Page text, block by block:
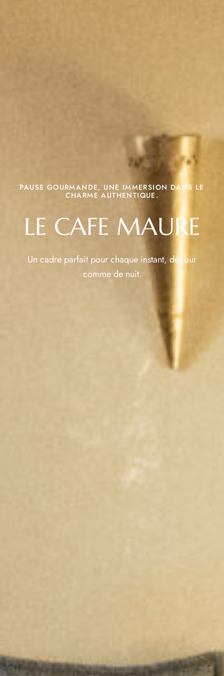
PAUSE GOURMANDE, UNE IMMERSION DANS LE
CHARME AUTHENTIQUE.
LE CAFE MAURE
Un cadre parfait pour chaque instant, de jour
comme de nuit.